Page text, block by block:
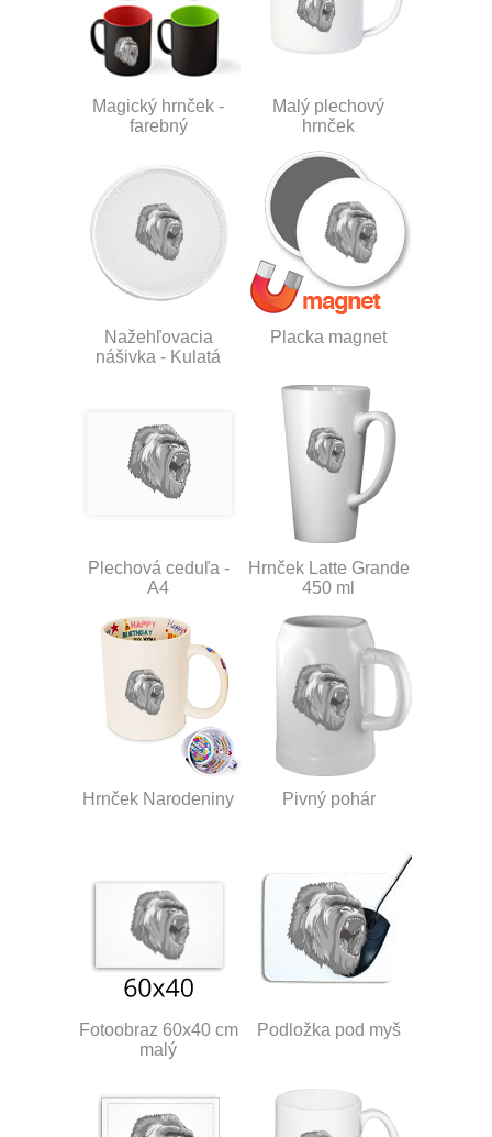
Magický hrnček -
farebný
Malý plechový
hrnček
Nažehľovacia
nášivka - Kulatá
Placka magnet
Plechová ceduľa -
A4
Hrnček Latte Grande
450 ml
Hrnček Narodeniny Pivný pohár
Fotoobraz 60x40 cm
malý
Podložka pod myš